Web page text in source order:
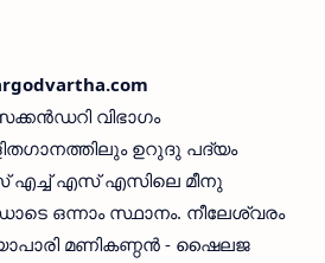
വിഭാഗം
ഉറുദു പദ്യം
എച്ച് എസ് എസിലെ മീനു
ഒന്നാം സ്ഥാനം. നീലേശ്വരം
മണികണ്ഠന്‍ - ഷൈലജ